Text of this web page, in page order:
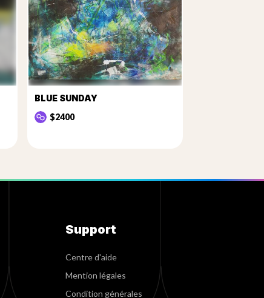
BLUE SUNDAY
$2400
Support
Centre d'aide
Mention légales
Condition générales